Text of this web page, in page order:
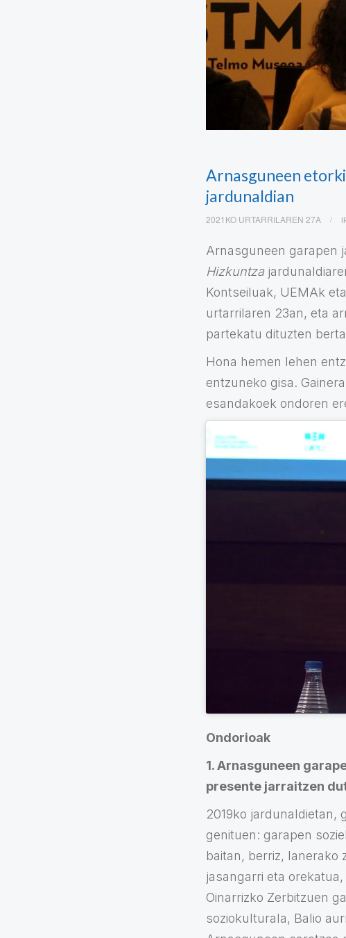
Arnasguneen
jardunaldian
2021KO URTARRILAREN 27A
Arnasguneen garapen
Hizkuntza
Kontseiluak, UEMAk
urtarrilaren 23an, eta
partekatu dituzten
Hona hemen lehen
entzuneko gisa.
esandakoek ondoren
Ondorioak
1. Arnasguneen
presente jarraitzen
2019ko jardunaldietan,
genituen: garapen
baitan, berriz, lanerako
jasangarri eta
Oinarrizko Zerbitzuen
soziokulturala, Balio